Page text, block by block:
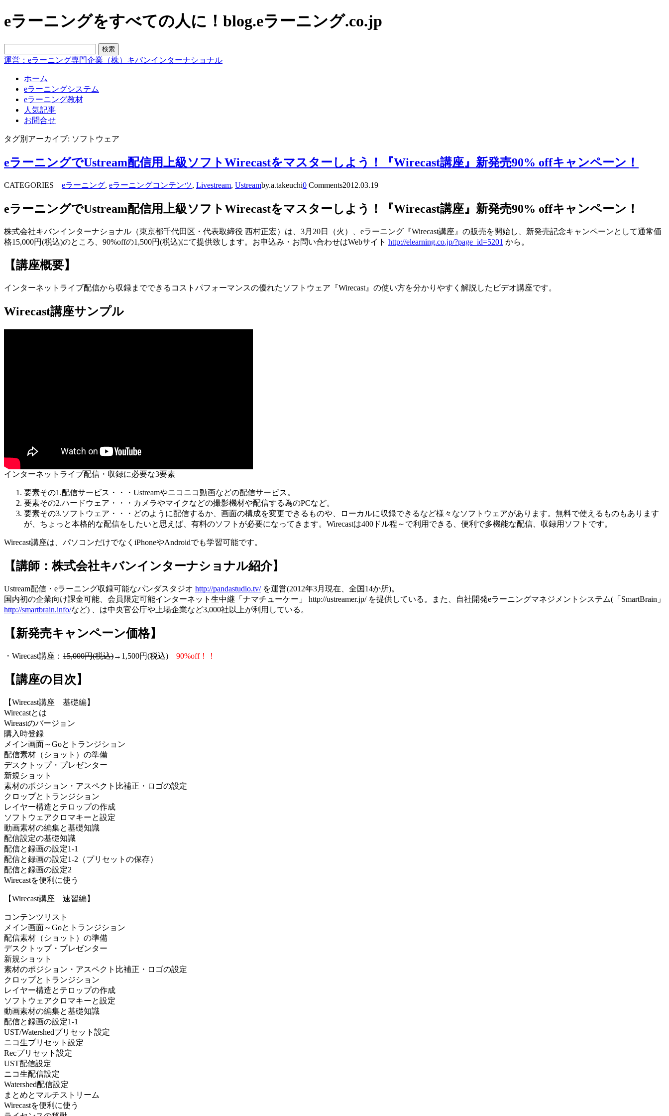
eラーニングをすべての人に！blog.eラーニング.co.jp
運営：eラーニング専門企業（株）キバンインターナショナル
ホーム
eラーニングシステム
eラーニング教材
人気記事
お問合せ
タグ別アーカイブ: ソフトウェア
eラーニングでUstream配信用上級ソフトWirecastをマスターしよう！『Wirecast講座』新発売90% offキャンペーン！
CATEGORIES eラーニング, eラーニングコンテンツ, Livestream, Ustreamby.a.takeuchi0 Comments2012.03.19
eラーニングでUstream配信用上級ソフトWirecastをマスターしよう！『Wirecast講座』新発売90% offキャンペーン！
株式会社キバンインターナショナル（東京都千代田区・代表取締役 西村正宏）は、3月20日（火）、eラーニング『Wirecast講座』の販売を開始し、新発売記念キャンペーンとして通常価
格15,000円(税込)のところ、90%offの1,500円(税込)にて提供致します。お申込み・お問い合わせはWebサイト http://elearning.co.jp/?page_id=5201 から。
【講座概要】
インターネットライブ配信から収録までできるコストパフォーマンスの優れたソフトウェア『Wirecast』の使い方を分かりやすく解説したビデオ講座です。
Wirecast講座サンプル
インターネットライブ配信・収録に必要な3要素
要素その1.配信サービス・・・Ustreamやニコニコ動画などの配信サービス。
要素その2.ハードウェア・・・カメラやマイクなどの撮影機材や配信する為のPCなど。
要素その3.ソフトウェア・・・どのように配信するか、画面の構成を変更できるものや、ローカルに収録できるなど様々なソフトウェアがあります。無料で使えるものもあります
が、ちょっと本格的な配信をしたいと思えば、有料のソフトが必要になってきます。Wirecastは400ドル程～で利用できる、便利で多機能な配信、収録用ソフトです。
Wirecast講座は、パソコンだけでなくiPhoneやAndroidでも学習可能です。
【講師：株式会社キバンインターナショナル紹介】
Ustream配信・eラーニング収録可能なパンダスタジオ http://pandastudio.tv/を運営(2012年3月現在、全国14か所)。
国内初の企業向け課金可能、会員限定可能インターネット生中継「ナマチューケー」 http://ustreamer.jp/ を提供している。また、自社開発eラーニングマネジメントシステム(「SmartBrain」
http://smartbrain.info/など) 、は中央官公庁や上場企業など3,000社以上が利用している。
【新発売キャンペーン価格】
・Wirecast講座： 15,000円(税込)→1,500円(税込) 90%off！！
【講座の目次】
【Wirecast講座 基礎編】
Wirecastとは
Wireastのバージョン
購入時登録
メイン画面～Goとトランジション
配信素材（ショット）の準備
デスクトップ・プレゼンター
新規ショット
素材のポジション・アスペクト比補正・ロゴの設定
クロップとトランジション
レイヤー構造とテロップの作成
ソフトウェアクロマキーと設定
動画素材の編集と基礎知識
配信設定の基礎知識
配信と録画の設定1-1
配信と録画の設定1-2（プリセットの保存）
配信と録画の設定2
Wirecastを便利に使う
【Wirecast講座 速習編】
コンテンツリスト
メイン画面～Goとトランジション
配信素材（ショット）の準備
デスクトップ・プレゼンター
新規ショット
素材のポジション・アスペクト比補正・ロゴの設定
クロップとトランジション
レイヤー構造とテロップの作成
ソフトウェアクロマキーと設定
動画素材の編集と基礎知識
配信と録画の設定1-1
UST/Watershedプリセット設定
ニコ生プリセット設定
Recプリセット設定
UST配信設定
ニコ生配信設定
Watershed配信設定
まとめとマルチストリーム
Wirecastを便利に使う